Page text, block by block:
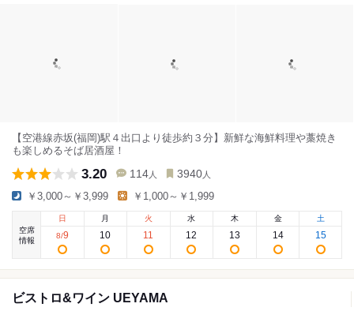
【空港線赤坂(福岡)駅４出口より徒歩約３分】新鮮な海鮮料理や藁焼き
も楽しめるそば居酒屋！
3.20 114 人 3940 人
￥3,000～￥3,999 ￥1,000～￥1,999
空席
情報
日
8/9
月
10
火
11
水
12
木
13
金
14
土
15
ビストロ&ワイン UEYAMA